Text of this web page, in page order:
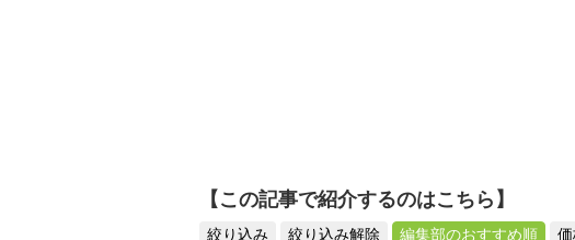
【この記事で紹介するのはこちら】
絞り込み 絞り込み解除 編集部のおすすめ順